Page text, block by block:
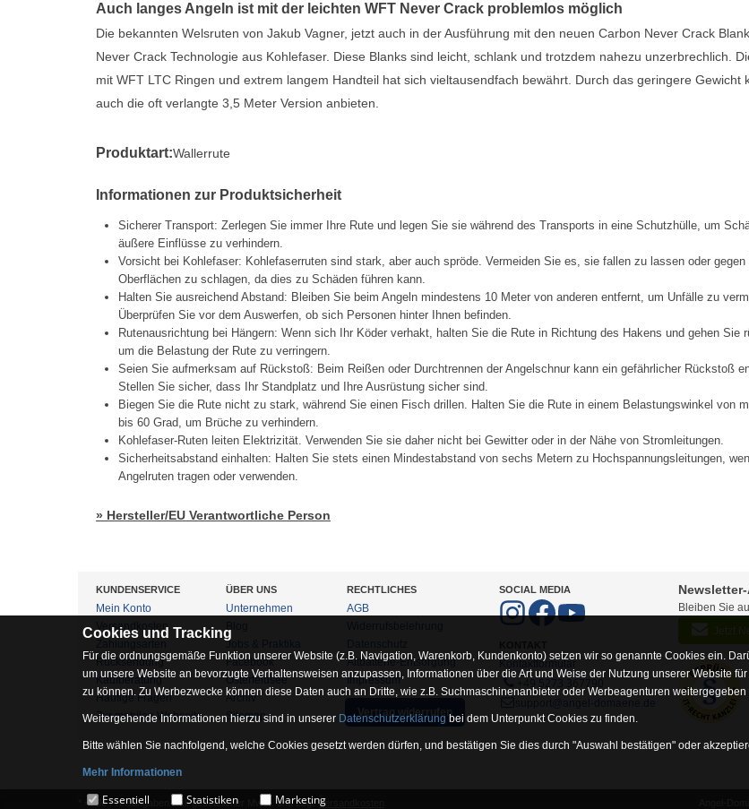
Auch langes Angeln ist mit der leichten WFT Never Crack problemlos möglich
Die bekannten Welsruten von Jakub Vagner, jetzt auch in der Ausführung mit den neuen Carbon Never Crack
Never Crack Technologie aus Kohlefaser. Diese Blanks sind leicht, schlank und trotzdem nahezu unzerbrechlich.
mit WFT LTC Ringen und extrem langem Handteil hat sich vieltausendfach bewährt. Durch das geringere Gewicht
auch die oft verlangte 3,5 Meter Version anbieten.
Produktart:Wallerrute
Informationen zur Produktsicherheit
Sicherer Transport: Zerlegen Sie immer Ihre Rute und legen Sie sie während des Transports in eine Schutzhülle, um
äußere Einflüsse zu verhindern.
Vorsicht bei Kohlefaser: Kohlefaserruten sind stark, aber auch spröde. Vermeiden Sie es, sie fallen zu lassen oder gegen
Oberflächen zu schlagen, da dies zu Schäden führen kann.
Halten Sie ausreichend Abstand: Bleiben Sie beim Angeln mindestens 10 Meter von anderen entfernt, um Unfälle zu
Überprüfen Sie vor dem Auswerfen, ob sich Personen hinter Ihnen befinden.
Rutenausrichtung bei Hängern: Wenn sich Ihr Köder verhakt, halten Sie die Rute in Richtung des Hakens und gehen Sie
um die Belastung der Rute zu verringern.
Seien Sie aufmerksam auf Rückstoß: Beim Reißen oder Durchtrennen der Angelschnur kann ein gefährlicher Rückstoß
Stellen Sie sicher, dass Ihr Standplatz und Ihre Ausrüstung sicher sind.
Biegen Sie die Rute nicht zu stark, während Sie einen Fisch drillen. Halten Sie die Rute in einem Belastungswinkel von
bis 60 Grad, um Brüche zu verhindern.
Kohlefaser-Ruten leiten Elektrizität. Verwenden Sie sie daher nicht bei Gewitter oder in der Nähe von Stromleitungen.
Sicherheitsabstand einhalten: Halten Sie stets einen Mindestabstand von sechs Metern zu Hochspannungsleitungen,
Angelruten tragen oder verwenden.
» Hersteller/EU Verantwortliche Person
KUNDENSERVICE
Mein Konto
Versandkosten
Rücksendung
Kaufberatung
Häufige Fragen
Zur mobilen Webseite
ÜBER UNS
Unternehmen
Jobs & Praktika
Facebook
Osterfeldsee
Archiv
Sitemap
RECHTLICHES
AGB
Altbatterie-Entsorgung
Impressum
Vertrag widerrufen
SOCIAL MEDIA
Kontaktformular
Bleiben Sie
Jetzt
* = Alle Preisangaben inkl. gesetzlicher MwSt. und zzgl.Versandkosten Angel-
Cookies und Tracking
Für die ordnungsgemäße Funktion unserer Website (z.B. Navigation, Warenkorb, Kundenkonto) setzen wir so genannte Cookies ein.
um unsere Website an bevorzugte Verhaltensweisen anzupassen, Informationen über die Art und Weise der Nutzung unserer Website
zu können. Zu Werbezwecke können diese Daten auch an Dritte, wie z.B. Suchmaschinenanbieter oder Werbeagenturen weitergegeben
Weitergehende Informationen hierzu sind in unserer Datenschutzerklärung bei dem Unterpunkt Cookies zu finden.
Bitte wählen Sie nachfolgend, welche Cookies gesetzt werden dürfen, und bestätigen Sie dies durch "Auswahl bestätigen" oder
Mehr Informationen
Essentiell
Essentiell Statistiken Marketing